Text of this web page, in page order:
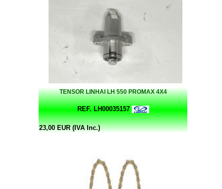
TENSOR LINHAI LH 550 PROMAX 4X4
REF. LH00035157
23,00 EUR (IVA Inc.)